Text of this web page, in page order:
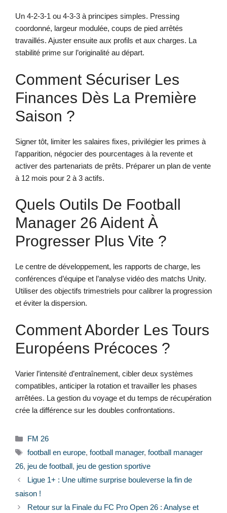
Un 4-2-3-1 ou 4-3-3 à principes simples. Pressing
coordonné, largeur modulée, coups de pied arrêtés
travaillés. Ajuster ensuite aux profils et aux charges. La
stabilité prime sur l’originalité au départ.
Comment Sécuriser Les
Finances Dès La Première
Saison ?
Signer tôt, limiter les salaires fixes, privilégier les primes à
l’apparition, négocier des pourcentages à la revente et
activer des partenariats de prêts. Préparer un plan de vente
à 12 mois pour 2 à 3 actifs.
Quels Outils De Football
Manager 26 Aident À
Progresser Plus Vite ?
Le centre de développement, les rapports de charge, les
conférences d’équipe et l’analyse vidéo des matchs Unity.
Utiliser des objectifs trimestriels pour calibrer la progression
et éviter la dispersion.
Comment Aborder Les Tours
Européens Précoces ?
Varier l’intensité d’entraînement, cibler deux systèmes
compatibles, anticiper la rotation et travailler les phases
arrêtées. La gestion du voyage et du temps de récupération
crée la différence sur les doubles confrontations.
Catégories
FM 26
Étiquettes
football en europe, football manager, football manager
26, jeu de football, jeu de gestion sportive
Ligue 1+ : Une ultime surprise bouleverse la fin de
saison !
Retour sur la Finale du FC Pro Open 26 : Analyse et